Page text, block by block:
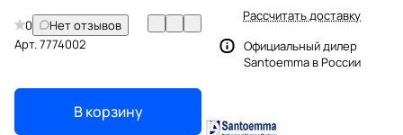
0
Нет отзывов
Арт.7774002
В корзину
Рассчитать доставку
Официальный дилер
Santoemma в России